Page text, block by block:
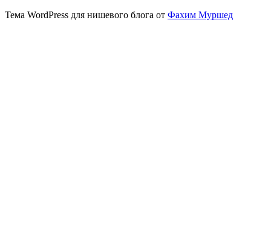
Тема WordPress для нишевого блога от Фахим Муршед